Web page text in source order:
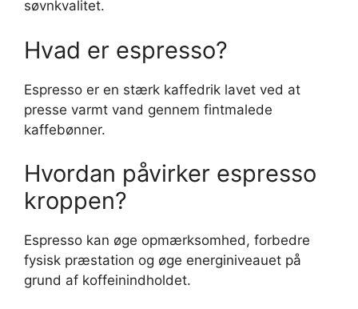
søvnkvalitet.
Hvad er espresso?
Espresso er en stærk kaffedrik lavet ved at
presse varmt vand gennem fintmalede
kaffebønner.
Hvordan påvirker espresso
kroppen?
Espresso kan øge opmærksomhed, forbedre
fysisk præstation og øge energiniveauet på
grund af koffeinindholdet.